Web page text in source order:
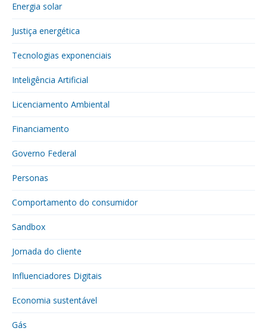
Energia solar
Justiça energética
Tecnologias exponenciais
Inteligência Artificial
Licenciamento Ambiental
Financiamento
Governo Federal
Personas
Comportamento do consumidor
Sandbox
Jornada do cliente
Influenciadores Digitais
Economia sustentável
Gás